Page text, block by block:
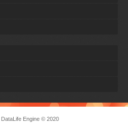
DataLife Engine© 2020